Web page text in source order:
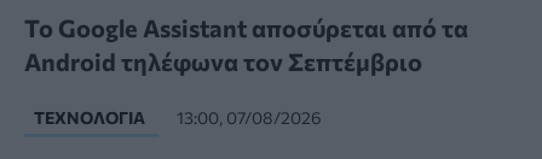
Το Google Assistant αποσύρεται από τα
Android τηλέφωνα τον Σεπτέμβριο
ΤΕΧΝΟΛΟΓΊΑ 13:00, 07/08/2026